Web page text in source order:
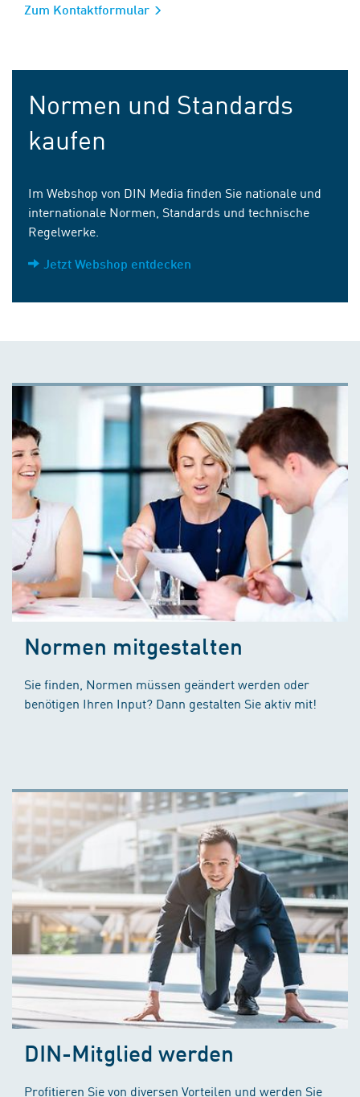
Zum Kontaktformular
Normen und Standards
kaufen
Im Webshop von DIN Media finden Sie nationale und
internationale Normen, Standards und technische
Regelwerke.
Jetzt Webshop entdecken
Normen mitgestalten
Sie finden, Normen müssen geändert werden oder
benötigen Ihren Input? Dann gestalten Sie aktiv mit!
DIN-Mitglied werden
Profitieren Sie von diversen Vorteilen und werden Sie